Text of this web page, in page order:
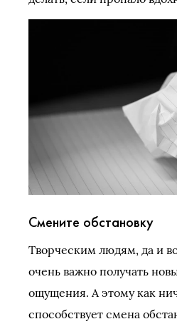
Смените обстановку
Творческим людям, да и
очень важно получать
ощущения. А этому как
способствует смена